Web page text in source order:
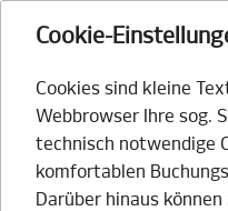
Cookie-
Cookies sind kleine
Webbrowser Ihre sog.
technisch notwendige
komfortablen
Darüber hinaus